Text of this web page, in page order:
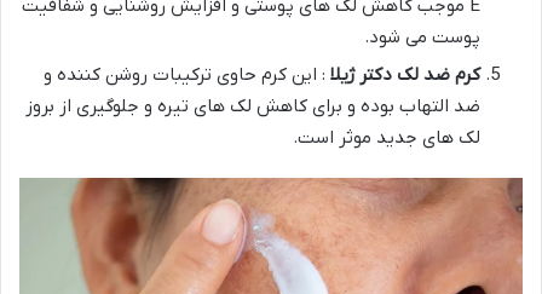
E موجب کاهش لک های پوستی و افزایش روشنایی و شفافیت
پوست می شود.
کرم ضد لک دکتر ژیلا : این کرم حاوی ترکیبات روشن کننده و
ضد التهاب بوده و برای کاهش لک های تیره و جلوگیری از بروز
لک های جدید موثر است.